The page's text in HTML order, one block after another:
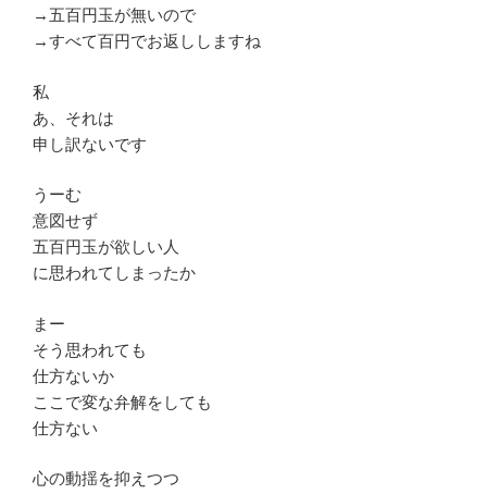
→五百円玉が無いので
→すべて百円でお返ししますね
私
あ、それは
申し訳ないです
うーむ
意図せず
五百円玉が欲しい人
に思われてしまったか
まー
そう思われても
仕方ないか
ここで変な弁解をしても
仕方ない
心の動揺を抑えつつ